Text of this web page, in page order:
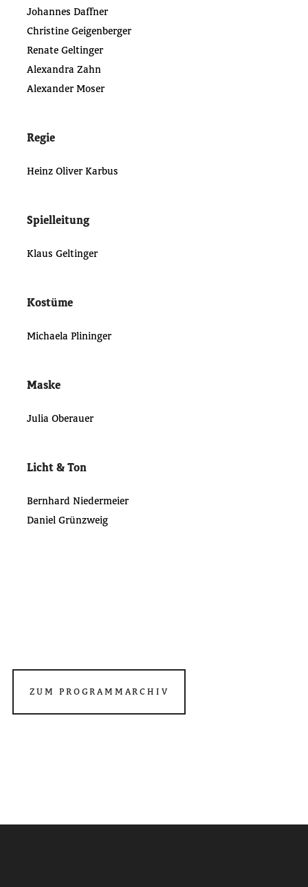
Johannes Daffner
Christine Geigenberger
Renate Geltinger
Alexandra Zahn
Alexander Moser
Regie
Heinz Oliver Karbus
Spielleitung
Klaus Geltinger
Kostüme
Michaela Plininger
Maske
Julia Oberauer
Licht & Ton
Bernhard Niedermeier
Daniel Grünzweig
ZUM PROGRAMMARCHIV